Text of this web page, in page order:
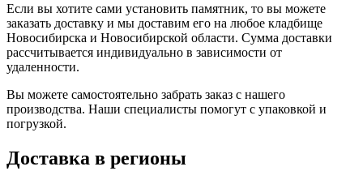
Если вы хотите сами установить памятник, то вы можете
заказать доставку и мы доставим его на любое кладбище
Новосибирска и Новосибирской области. Сумма доставки
рассчитывается индивидуально в зависимости от
удаленности.
Вы можете самостоятельно забрать заказ с нашего
производства. Наши специалисты помогут с упаковкой и
погрузкой.
Доставка в регионы